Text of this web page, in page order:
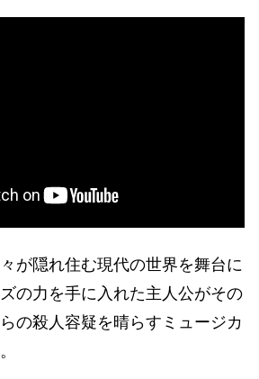
が隠れ住む現代の世界を舞台に
の力を手に入れた主人公がその
の殺人容疑を晴らすミュージカ